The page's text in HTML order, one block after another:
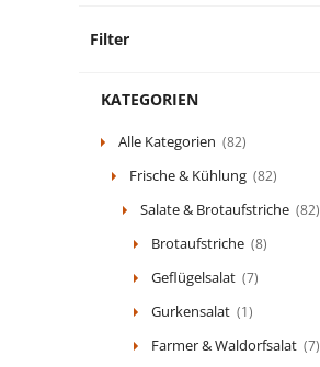
Filter
KATEGORIEN
Alle Kategorien (82)
Frische & Kühlung (82)
Salate & Brotaufstriche (82)
Brotaufstriche (8)
Geflügelsalat (7)
Gurkensalat (1)
Farmer & Waldorfsalat (7)